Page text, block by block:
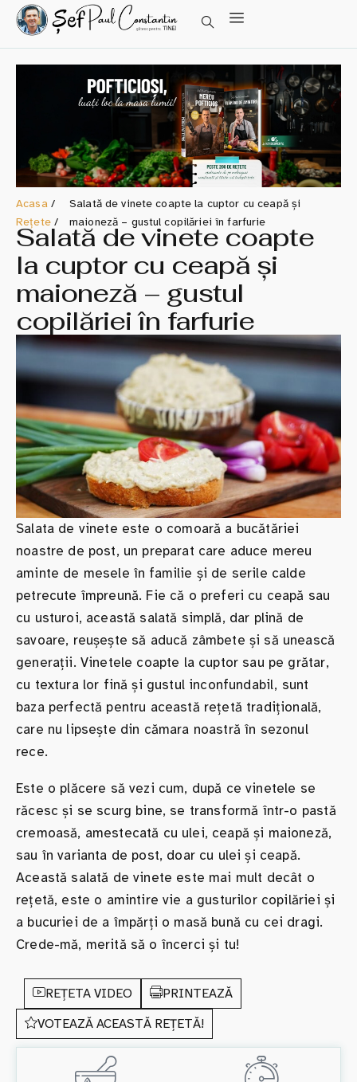
Acasa/
Rețete/
Salată de vinete coapte la cuptor cu ceapă și
maioneză – gustul copilăriei în farfurie
Salată de vinete coapte
la cuptor cu ceapă și
maioneză – gustul
copilăriei în farfurie
Salata de vinete este o comoară a bucătăriei
noastre de post, un preparat care aduce mereu
aminte de mesele în familie și de serile calde
petrecute împreună. Fie că o preferi cu ceapă sau
cu usturoi, această salată simplă, dar plină de
savoare, reușește să aducă zâmbete și să unească
generații. Vinetele coapte la cuptor sau pe grătar,
cu textura lor fină și gustul inconfundabil, sunt
baza perfectă pentru această rețetă tradițională,
care nu lipsește din cămara noastră în sezonul
rece.
Este o plăcere să vezi cum, după ce vinetele se
răcesc și se scurg bine, se transformă într-o pastă
cremoasă, amestecată cu ulei, ceapă și maioneză,
sau în varianta de post, doar cu ulei și ceapă.
Această salată de vinete este mai mult decât o
rețetă, este o amintire vie a gusturilor copilăriei și
a bucuriei de a împărți o masă bună cu cei dragi.
Crede-mă, merită să o încerci și tu!
REȚETA VIDEO
PRINTEAZĂ
VOTEAZĂ ACEASTĂ REȚETĂ!